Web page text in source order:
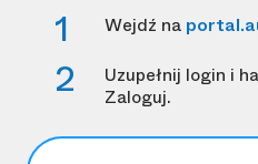
Wejdź na
Uzupełnij login i
Zaloguj.